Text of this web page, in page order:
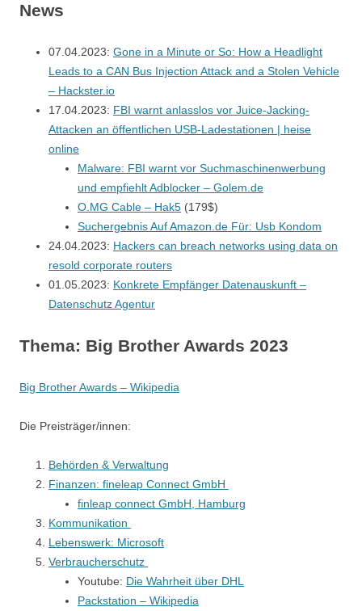
News
07.04.2023: Gone in a Minute or So: How a Headlight
Leads to a CAN Bus Injection Attack and a Stolen Vehicle
– Hackster.io
17.04.2023: FBI warnt anlasslos vor Juice-Jacking-
Attacken an öffentlichen USB-Ladestationen | heise
online
Malware: FBI warnt vor Suchmaschinenwerbung
und empfiehlt Adblocker – Golem.de
O.MG Cable – Hak5 (179$)
Suchergebnis Auf Amazon.de Für: Usb Kondom
24.04.2023: Hackers can breach networks using data on
resold corporate routers
01.05.2023: Konkrete Empfänger Datenauskunft –
Datenschutz Agentur
Thema: Big Brother Awards 2023
Big Brother Awards – Wikipedia
Die Preisträger/innen:
Behörden & Verwaltung
Finanzen: fineleap Connect GmbH
finleap connect GmbH, Hamburg
Kommunikation
Lebenswerk: Microsoft
Verbraucherschutz
Youtube: Die Wahrheit über DHL
Packstation – Wikipedia